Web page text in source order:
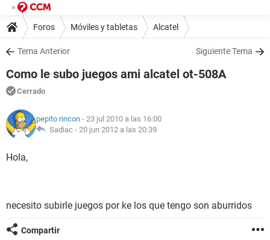
Foros Móviles y tabletas Alcatel
Tema Anterior Siguiente Tema
Como le subo juegos ami alcatel ot-508A
Cerrado
pepito rincon - 23 jul 2010 a las 16:00
Sadiac - 20 jun 2012 a las 20:39
Hola,
necesito subirle juegos por ke los que tengo son aburridos
Compartir